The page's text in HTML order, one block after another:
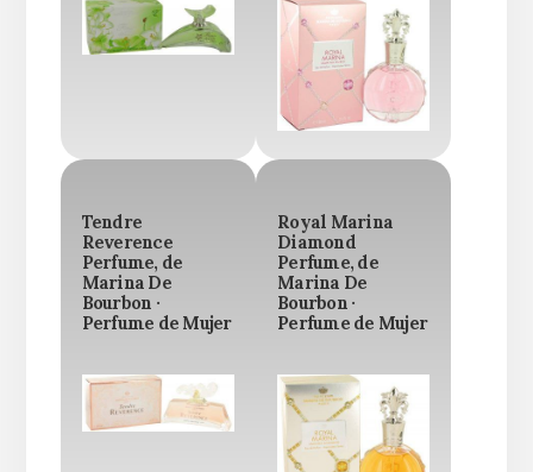
Tendre
Reverence
Perfume, de
Marina De
Bourbon ·
Perfume de Mujer
Royal Marina
Diamond
Perfume, de
Marina De
Bourbon ·
Perfume de Mujer